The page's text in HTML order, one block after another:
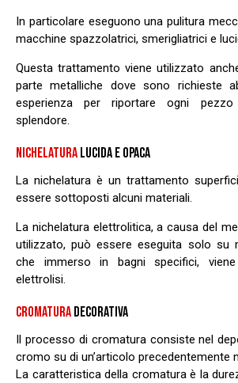
In particolare eseguono una pulitura
macchine spazzolatrici, smerigliatrici e
Questa trattamento viene utilizzato
parte metalliche dove sono richieste
esperienza per riportare ogni
splendore.
NICHELATURALUCIDA E OPACA
La nichelatura è un trattamento
essere sottoposti alcuni materiali.
La nichelatura elettrolitica, a causa del
utilizzato, può essere eseguita solo su
che immerso in bagni specifici,
elettrolisi.
CROMATURADECORATIVA
Il processo di cromatura consiste nel
cromo su di un’articolo precedentemente
La caratteristica della cromatura è la